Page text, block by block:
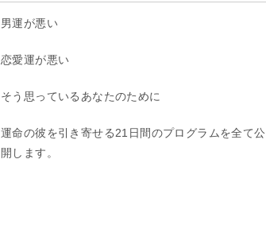
男運が悪い
恋愛運が悪い
そう思っているあなたのために
運命の彼を引き寄せる21日間のプログラムを全て公
開します。